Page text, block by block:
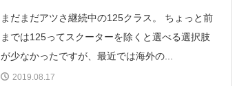
まだまだアツさ継続中の125クラス。 ちょっと前
までは125ってスクーターを除くと選べる選択肢
が少なかったですが、最近では海外の...
2019.08.17